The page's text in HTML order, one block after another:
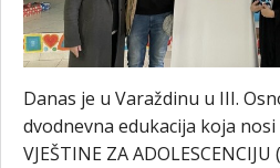
Danas je u Varaždinu u III.
dvodnevna edukacija koja nosi
VJEŠTINE ZA ADOLESCENCIJU